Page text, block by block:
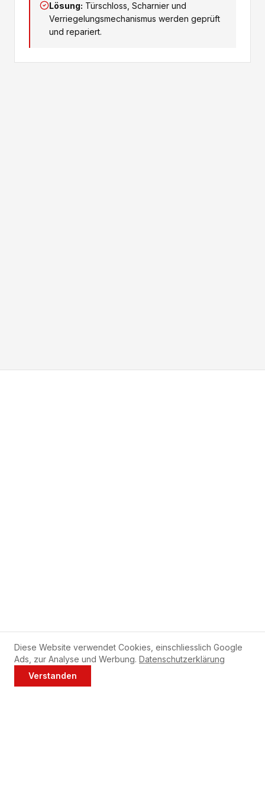
Lösung: Türschloss, Scharnier und
Verriegelungsmechanismus werden geprüft
und repariert.
Tipps für Ihre Fors Geschirrspüler
Jetzt anrufen
Diese Website verwendet Cookies, einschliesslich Google
Ads, zur Analyse und Werbung. Datenschutzerklärung
Verstanden